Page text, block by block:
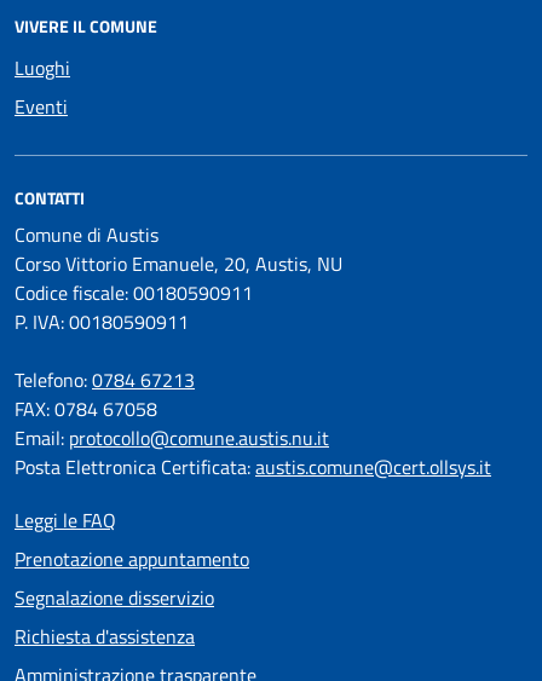
VIVERE IL COMUNE
Luoghi
Eventi
CONTATTI
Comune di Austis
Corso Vittorio Emanuele, 20, Austis, NU
Codice fiscale: 00180590911
P. IVA: 00180590911
Telefono:0784 67213
FAX: 0784 67058
Email: protocollo@comune.austis.nu.it
Posta Elettronica Certificata:austis.comune@cert.ollsys.it
Leggi le FAQ
Prenotazione appuntamento
Segnalazione disservizio
Richiesta d'assistenza
Amministrazione trasparente